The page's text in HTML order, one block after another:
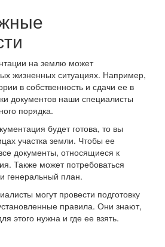
на землю может
жизненных ситуациях. Например,
в собственность и сдачи ее в
документов наши специалисты
порядка.
будет готова, то вы
участка земли. Чтобы ее
документы, относящиеся к
Также может потребоваться
генеральный план.
могут провести подготовку
правила. Они знают,
этого нужна и где ее взять.